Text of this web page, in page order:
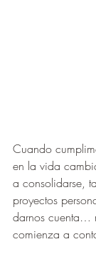
Cuando
en la vida
a consolidarse,
proyectos
darnos cuenta…
comienza a